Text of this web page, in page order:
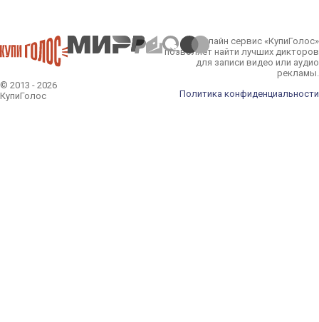
© 2013 - 2026
КупиГолос
Онлайн сервис «КупиГолос»
позволяет найти лучших дикторов
для записи видео или аудио
рекламы.
Политика конфиденциальности